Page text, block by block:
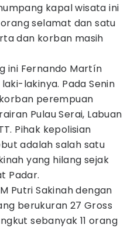
kapal wisata ini
orang selamat dan satu
dan korban masih
ini Fernando Martín
lakinya. Pada Senin
perempuan
Pulau Serai, Labuan
Pihak kepolisian
adalah salah satu
yang hilang sejak
Padar.
Putri Sakinah dengan
berukuran 27 Gross
sebanyak 11 orang